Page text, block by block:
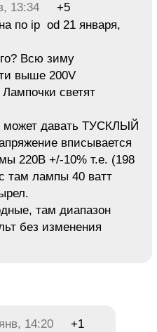
13:34
+5
по ip od 21 января,
Всю зиму
выше 200V
светят
может давать ТУСКЛЫЙ
вписывается
220В +/-10% т.е. (198
там лампы 40 ватт
там диапазон
без изменения
14:20
+1